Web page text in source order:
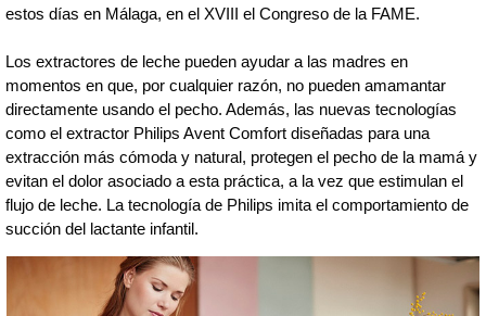
estos días en Málaga, en el XVIII el Congreso de la FAME.
Los extractores de leche pueden ayudar a las madres en
momentos en que, por cualquier razón, no pueden amamantar
directamente usando el pecho. Además, las nuevas tecnologías
como el extractor Philips Avent Comfort diseñadas para una
extracción más cómoda y natural, protegen el pecho de la mamá y
evitan el dolor asociado a esta práctica, a la vez que estimulan el
flujo de leche. La tecnología de Philips imita el comportamiento de
succión del lactante infantil.